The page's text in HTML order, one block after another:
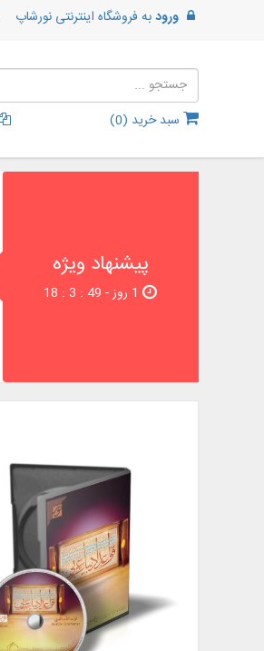
ورودبه فروشگاه اینترنتی نورشاپ
سبد خرید (0
)
پیشنهاد ویژه